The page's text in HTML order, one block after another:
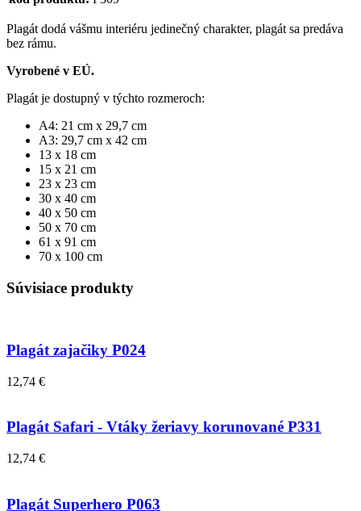
Plagát dodá vášmu interiéru jedinečný charakter, plagát sa predáva
bez rámu.
Vyrobené v EÚ.
Plagát je dostupný v týchto rozmeroch:
A4: 21 cm x 29,7 cm
A3: 29,7 cm x 42 cm
13 x 18 cm
15 x 21 cm
23 x 23 cm
30 x 40 cm
40 x 50 cm
50 x 70 cm
61 x 91 cm
70 x 100 cm
Súvisiace produkty
Plagát zajačiky P024
12,74 €
Plagát Safari - Vtáky žeriavy korunované P331
12,74 €
Plagát Superhero P063